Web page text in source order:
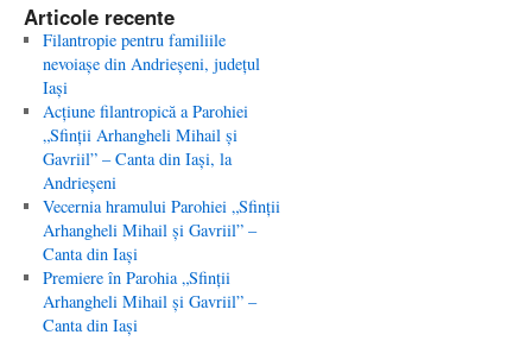
Articole recente
Filantropie pentru familiile
nevoiaşe din Andrieşeni, judeţul
Iaşi
Acţiune filantropică a Parohiei
„Sfinţii Arhangheli Mihail şi
Gavriil” – Canta din Iaşi, la
Andrieşeni
Vecernia hramului Parohiei „Sfinţii
Arhangheli Mihail şi Gavriil” –
Canta din Iaşi
Premiere în Parohia „Sfinţii
Arhangheli Mihail şi Gavriil” –
Canta din Iaşi